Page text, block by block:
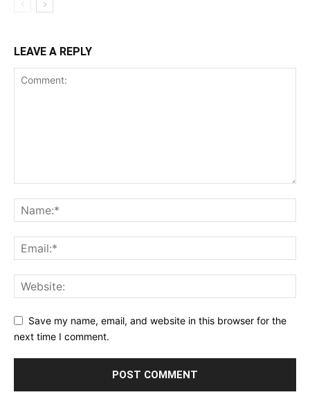
LEAVE A REPLY
Save my name, email, and website in this browser for the
next time I comment.